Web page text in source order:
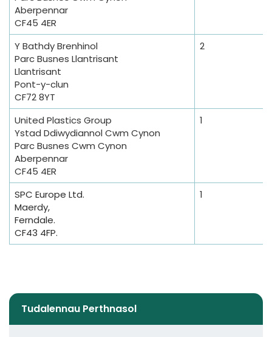
Aberpennar
CF45 4ER
Y Bathdy Brenhinol
Parc Busnes Llantrisant
Llantrisant
Pont-y-clun
CF72 8YT
2
United Plastics Group
Ystad Ddiwydiannol Cwm Cynon
Parc Busnes Cwm Cynon
Aberpennar
CF45 4ER
1
SPC Europe Ltd.
Maerdy,
Ferndale.
CF43 4FP.
1
Tudalennau Perthnasol